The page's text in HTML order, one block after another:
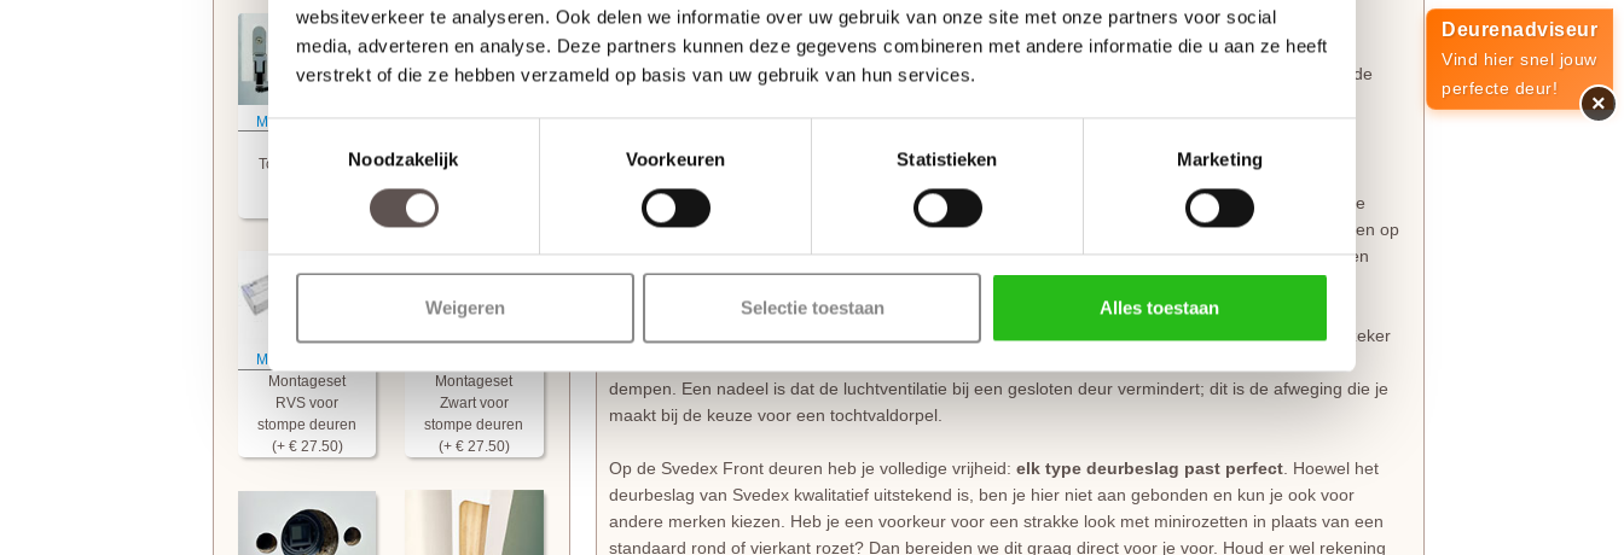
websiteverkeer te analyseren. Ook delen we informatie over uw gebruik van onze site met onze partners voor social
media, adverteren en analyse. Deze partners kunnen deze gegevens combineren met andere informatie die u aan ze heeft
verstrekt of die ze hebben verzameld op basis van uw gebruik van hun services.
Toestemmingsselectie
Noodzakelijk
Voorkeuren Statistieken Marketing
Weigeren Selectie toestaan Alles toestaan
Meer informatie
Tochtvaldorpel
Meer informatie
Armschaven
Meer informatie
Montageset
RVS voor
stompe deuren
(+ € 27.50)
Montageset
Zwart voor
stompe deuren
(+ € 27.50)
Elk modelSvedex-deuris leverbaar in zowel een stompe als opdekuitvoering, in elke denkbare
standaardmaat of afwijkende afmeting. Het is voor beide uitvoeringen van belang dat je de juiste
draairichting doorgeeft tijdens het bestellen. Doordat Svedex het slot al in de fabriek infreest, kan de
Heb je een stompe deur nodig? Dan is het handig om een montageset voor stompe deuren
mee te
bestellen. De speciaal ontwikkelde scharnieren vallen wel in de krozingen in het kozijn, maar worden op
de deur gemonteerd (zonder nieuwe inkepingen). De montage is eenvoudig, past in elke situatie en
voorkomt beschadigingen aan de nieuw afgelakte deur.
Het is zeker aan te raden om te kiezen voor een tochtvaldorpel
tussen de hal en de woonkamer, zeker
dempen. Een nadeel is dat de luchtventilatie bij een gesloten deur vermindert; dit is de afweging die je
maakt bij de keuze voor een tochtvaldorpel.
Op de Svedex Front deuren heb je volledige vrijheid: elk type deurbeslag past perfect . Hoewel het
deurbeslag van Svedex kwalitatief uitstekend is, ben je hier niet aan gebonden en kun je ook voor
andere merken kiezen. Heb je een voorkeur voor een strakke look met minirozetten in plaats van een
standaard rond of vierkant rozet? Dan bereiden we dit graag direct voor je voor. Houd er wel rekening
Deurenadviseur
Vind hier snel jouw
perfecte deur!
×